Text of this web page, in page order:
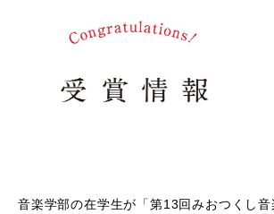
音楽学部の在学生が「第13回みおつくし音